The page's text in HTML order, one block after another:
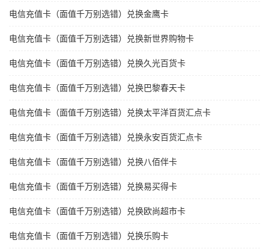
电信充值卡（面值千万别选错）兑换金鹰卡
电信充值卡（面值千万别选错）兑换新世界购物卡
电信充值卡（面值千万别选错）兑换久光百货卡
电信充值卡（面值千万别选错）兑换巴黎春天卡
电信充值卡（面值千万别选错）兑换太平洋百货汇点卡
电信充值卡（面值千万别选错）兑换永安百货汇点卡
电信充值卡（面值千万别选错）兑换八佰伴卡
电信充值卡（面值千万别选错）兑换易买得卡
电信充值卡（面值千万别选错）兑换欧尚超市卡
电信充值卡（面值千万别选错）兑换乐购卡